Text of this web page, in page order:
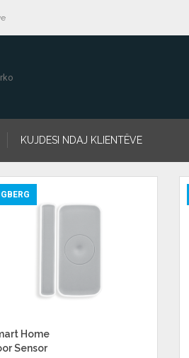
KUJDESI NDAJ KLIENTËVE
Home
Sensor